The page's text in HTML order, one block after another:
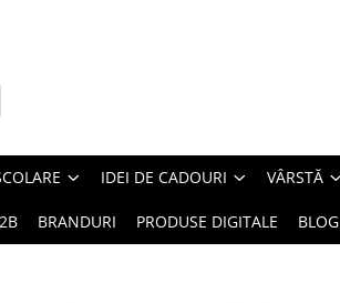
IDEI DE CADOURI VÂRSTĂ
BRANDURI PRODUSE DIGITALE BLOG